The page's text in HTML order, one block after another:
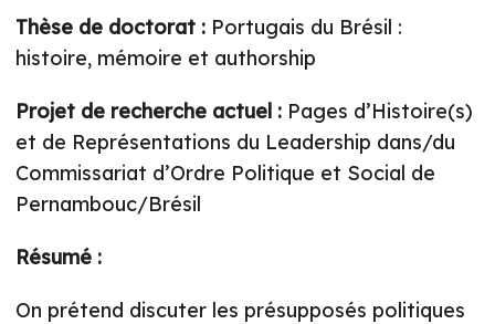
Thèse de doctorat : Portugais du Brésil :
histoire, mémoire et authorship
Projet de recherche actuel : Pages d’Histoire(s)
et de Représentations du Leadership dans/du
Commissariat d’Ordre Politique et Social de
Pernambouc/Brésil
Résumé :
On prétend discuter les présupposés politiques